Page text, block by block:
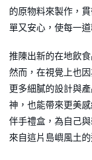
的原物料來製作，
單又安心，使每一
推陳出新的在地飲
然而，在視覺上也
更多細膩的設計與
神，也能帶來更美
伴手禮盒，為自己
來自這片島嶼風土的